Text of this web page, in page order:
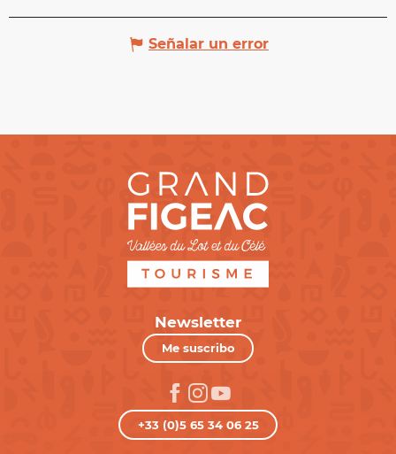
Señalar un error
Newsletter
Me suscribo
+33 (0)5 65 34 06 25